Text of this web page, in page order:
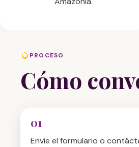
PROCESO
Cómo
Envíe el formulario o